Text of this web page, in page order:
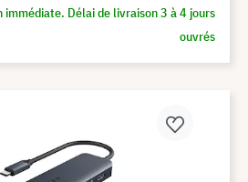
immédiate. Délai de livraison 3 à 4 jours
ouvrés